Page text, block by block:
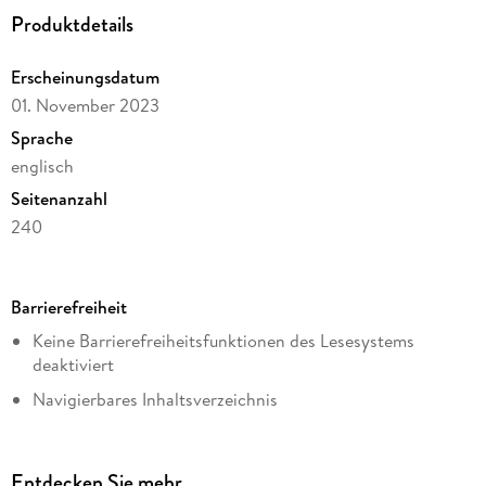
Produktdetails
Erscheinungsdatum
01. November 2023
Sprache
englisch
Seitenanzahl
240
Reihe
Chemistry and Materials Science
Ahmad Osman, Antonia Moropoulou, Kyriakos Lampropoulos
Springer International Publishing
Barrierefreiheit
Keine Barrierefreiheitsfunktionen des Lesesystems
deaktiviert
Navigierbares Inhaltsverzeichnis